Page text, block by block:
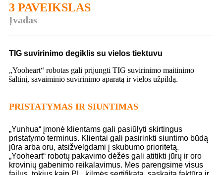
3 PAVEIKSLAS
Įvadas
TIG suvirinimo degiklis su vielos tiektuvu
„Yooheart“ robotas gali prijungti TIG suvirinimo maitinimo
šaltinį, savaiminio suvirinimo aparatą ir vielos užpildą.
PRISTATYMAS IR SIUNTIMAS
„Yunhua“ įmonė klientams gali pasiūlyti skirtingus
pristatymo terminus. Klientai gali pasirinkti siuntimo būdą
jūra arba oru, atsižvelgdami į skubumo prioritetą.
„Yooheart“ robotų pakavimo dėžės gali atitikti jūrų ir oro
krovinių gabenimo reikalavimus. Mes parengsime visus